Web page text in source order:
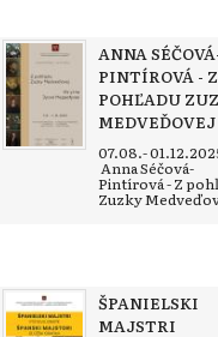
ANNA
PINTÍROVÁ - Z
POHĽADU
MEDVEĎOVEJ
07.08.-
Anna Séčová-
Pintírová - Z
Zuzky
ŠPANIELSKI
MAJSTRI